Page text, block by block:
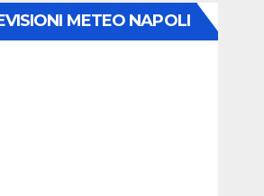
METEO NAPOLI